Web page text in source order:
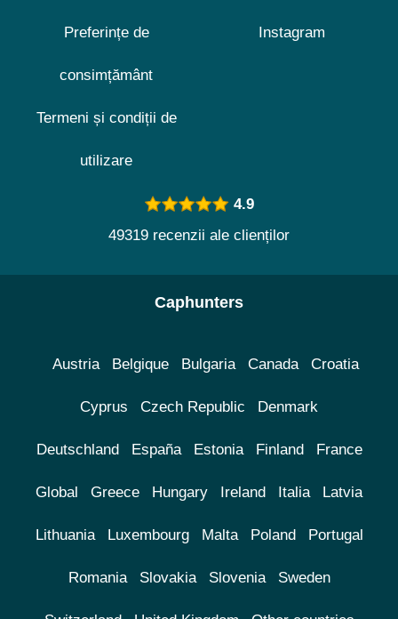
Preferințe de
consimțământ
Termeni și condiții de
utilizare
Instagram
4.9
49319 recenzii ale clienților
Caphunters
Austria Belgique Bulgaria Canada Croatia
Cyprus Czech Republic Denmark
Deutschland España Estonia Finland France
Global Greece Hungary Ireland Italia Latvia
Lithuania Luxembourg Malta Poland Portugal
Romania Slovakia Slovenia Sweden